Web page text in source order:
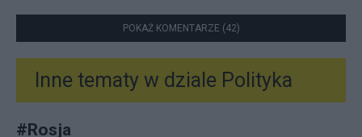
POKAŻ KOMENTARZE (42)
Inne tematy w dziale Polityka
#Rosja